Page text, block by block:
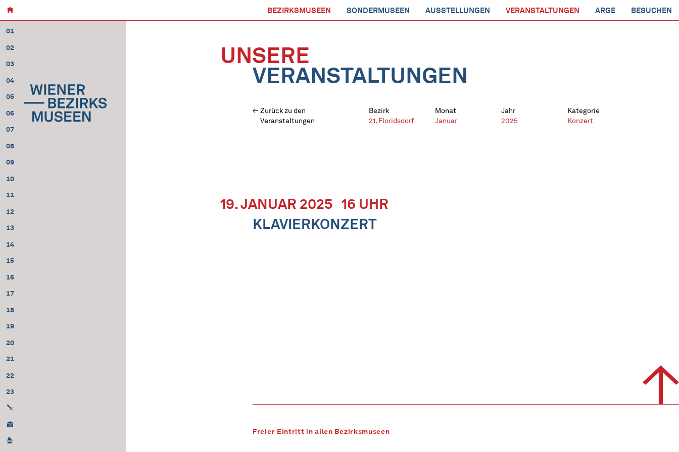
BEZIRKSMUSEEN SONDERMUSEEN AUSSTELLUNGEN VERANSTALTUNGEN ARGE BESUCHEN
01
02
03
04
05
06
07
08
09
10
11
12
13
14
15
16
17
18
19
20
21
22
23
UNSERE
VERANSTALTUNGEN
Zurück zu den
Veranstaltungen
Bezirk
21. Floridsdorf
Monat
Januar
Jahr
2025
Kategorie
Konzert
19. JANUAR 2025 16 UHR
KLAVIERKONZERT
Freier Eintritt in allen Bezirksmuseen